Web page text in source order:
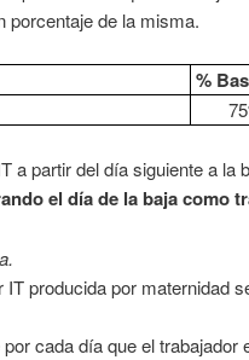
porcentaje de la misma.
%
a partir del día siguiente a la
el día de la baja como
producida por maternidad
cada día que el